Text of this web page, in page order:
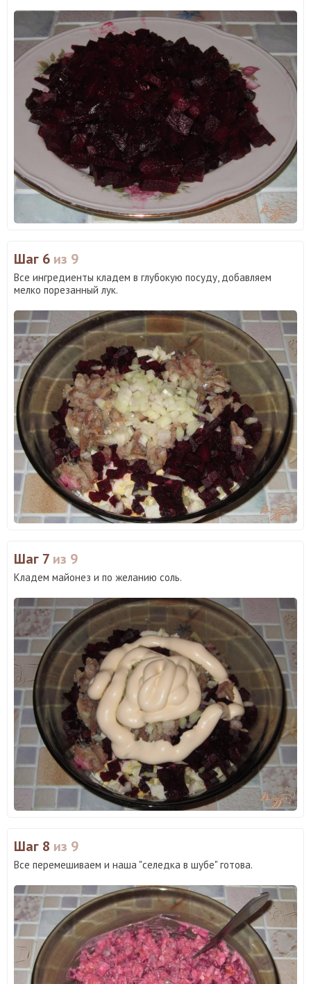
Шаг 6 из 9
Все ингредиенты кладем в глубокую посуду, добавляем
мелко порезанный лук.
Шаг 7 из 9
Кладем майонез и по желанию соль.
Шаг 8 из 9
Все перемешиваем и наша "селедка в шубе" готова.